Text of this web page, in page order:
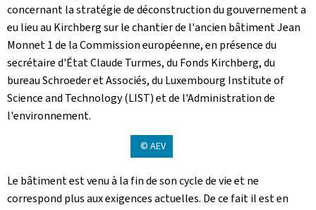
concernant la stratégie de déconstruction du gouvernement a
eu lieu au Kirchberg sur le chantier de l'ancien bâtiment Jean
Monnet 1 de la Commission européenne, en présence du
secrétaire d'État Claude Turmes, du Fonds Kirchberg, du
bureau Schroeder et Associés, du Luxembourg Institute of
Science and Technology (LIST) et de l'Administration de
l'environnement.
© AEV
Le bâtiment est venu à la fin de son cycle de vie et ne
correspond plus aux exigences actuelles. De ce fait il est en